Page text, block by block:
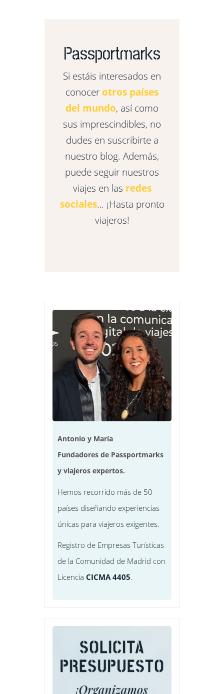
Passportmarks
Si estáis interesados en
conocer otros países
del mundo, así como
sus imprescindibles, no
dudes en suscribirte a
nuestro blog. Además,
puede seguir nuestros
viajes en las redes
sociales… ¡Hasta pronto
viajeros!
Antonio y María
Fundadores de Passportmarks
y viajeros expertos.
Hemos recorrido más de 50
países diseñando experiencias
únicas para viajeros exigentes.
Registro de Empresas Turísticas
de la Comunidad de Madrid con
Licencia CICMA 4405.